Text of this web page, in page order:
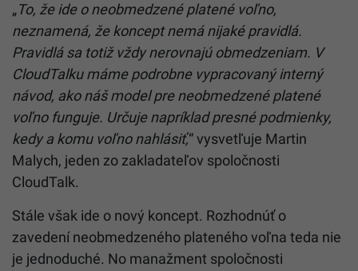
„To, že ide o neobmedzené platené voľno,
neznamená, že koncept nemá nijaké pravidlá.
Pravidlá sa totiž vždy nerovnajú obmedzeniam. V
CloudTalku máme podrobne vypracovaný interný
návod, ako náš model pre neobmedzené platené
voľno funguje. Určuje napríklad presné podmienky,
kedy a komu voľno nahlásiť,“vysvetľuje Martin
Malych, jeden zo zakladateľov spoločnosti
CloudTalk.
Stále však ide o nový koncept. Rozhodnúť o
zavedení neobmedzeného plateného voľna teda nie
je jednoduché. No manažment spoločnosti